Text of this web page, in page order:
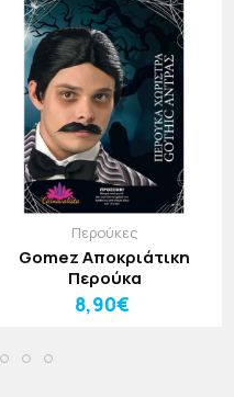
Περούκες
Gomez Αποκριάτικη
Περούκα
8,90€